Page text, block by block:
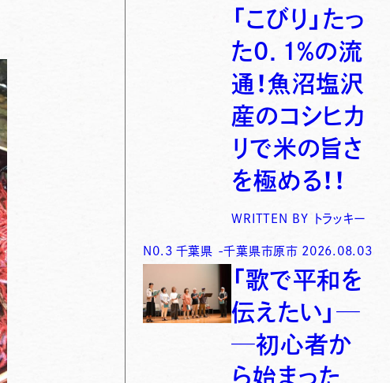
「こびり」たっ
た0．1％の流
通！魚沼塩沢
産のコシヒカ
リで米の旨さ
を極める！！
WRITTEN BY トラッキー
N0. 3 千葉県 -千葉県市原市 2026.08.03
「歌で平和を
伝えたい」─
─初心者か
ら始まった